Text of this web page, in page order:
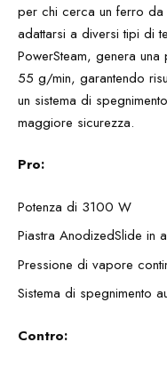
per chi cerca un ferro
adattarsi a diversi tipi di
PowerSteam, genera
55 g/min, garantendo
un sistema di
maggiore sicurezza.
Pro:
Potenza di 3100 W
Piastra AnodizedSlide in
Pressione di vapore
Sistema di spegnimento
Contro: